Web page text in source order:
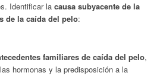
Identificar la causa subyacente de la
de la caída del pelo:
familiares de caída del pelo,
hormonas y la predisposición a la